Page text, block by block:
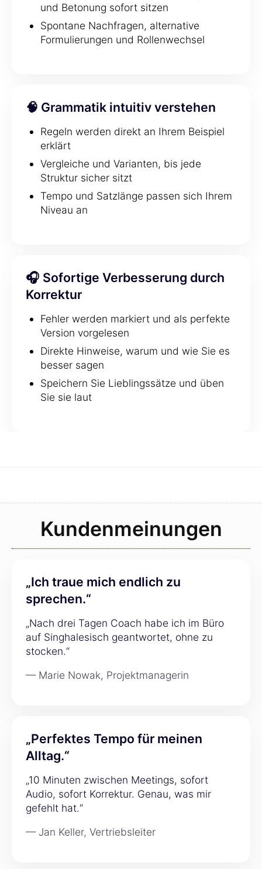
und Betonung sofort sitzen
Spontane Nachfragen, alternative
Formulierungen und Rollenwechsel
🧠 Grammatik intuitiv verstehen
Regeln werden direkt an Ihrem Beispiel
erklärt
Vergleiche und Varianten, bis jede
Struktur sicher sitzt
Tempo und Satzlänge passen sich Ihrem
Niveau an
🎧 Sofortige Verbesserung durch
Korrektur
Fehler werden markiert und als perfekte
Version vorgelesen
Direkte Hinweise, warum und wie Sie es
besser sagen
Speichern Sie Lieblingssätze und üben
Sie sie laut
Kundenmeinungen
„Ich traue mich endlich zu
sprechen.“
„Nach drei Tagen Coach habe ich im Büro
auf Singhalesisch geantwortet, ohne zu
stocken.“
— Marie Nowak, Projektmanagerin
„Perfektes Tempo für meinen
Alltag.“
„10 Minuten zwischen Meetings, sofort
Audio, sofort Korrektur. Genau, was mir
gefehlt hat.“
— Jan Keller, Vertriebsleiter